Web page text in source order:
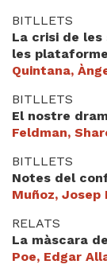
BITLLETS
La crisi de
les
Quintana,
BITLLETS
El nostre
Feldman,
BITLLETS
Notes del
Muñoz, Josep
RELATS
La màscara
Poe, Edgar